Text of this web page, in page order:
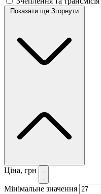
Показати ще Згорнути
Ціна, грн
Мінімальне значення